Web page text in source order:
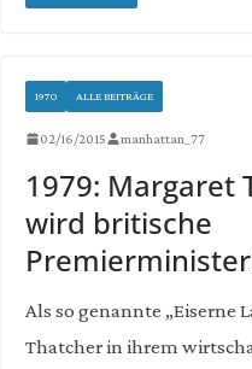
1970 ALLE BEITRÄGE
02/16/2015 manhattan_77
1979: Margaret
wird britische
Als so genannte „Eiserne
Thatcher in ihrem